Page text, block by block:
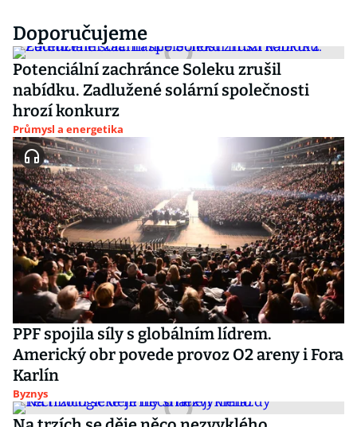
Doporučujeme
Potenciální zachránce Soleku zrušil
nabídku. Zadlužené solární společnosti
hrozí konkurz
Průmysl a energetika
PPF spojila síly s globálním lídrem.
Americký obr povede provoz O2 areny i Fora
Karlín
Byznys